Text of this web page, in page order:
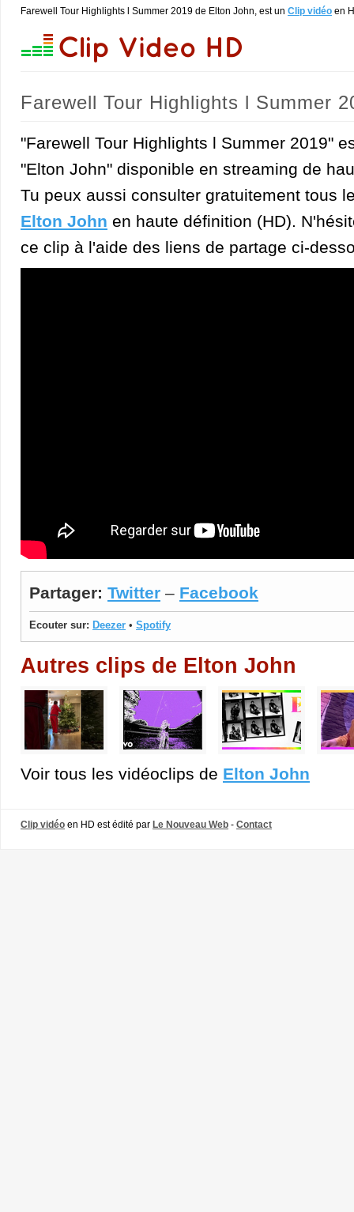
Farewell Tour Highlights l Summer 2019 de Elton John, est un Clip vidéo en
Farewell Tour Highlights l Summer
"Farewell Tour Highlights l Summer 2019"
"Elton John" disponible en streaming de
Tu peux aussi consulter gratuitement tous
Elton John en haute définition (HD).
ce clip à l'aide des liens de partage ci-
Partager: Twitter – Facebook
Ecouter sur: Deezer • Spotify
Autres clips de Elton John
Voir tous les vidéoclips de Elton John
Clip vidéo en HD est édité par Le Nouveau Web - Contact